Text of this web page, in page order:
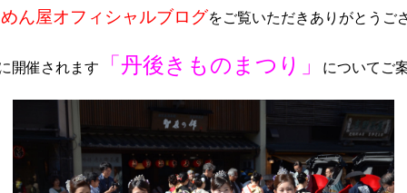
ん屋オフィシャルブログをご覧いただきありがとうご
開催されます 「丹後きものまつり」 についてご